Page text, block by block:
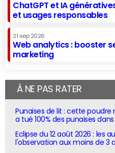
ChatGPT et IA
et usages responsables
21 sep 2026
Web analytics : booster
marketing
À NE PAS RATER
Punaises de lit : cette
a tué 100% des punaises
Eclipse du 12 août 2026 : les
l'observation aux moins de 3